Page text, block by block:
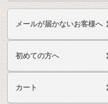
メールが届かないお客様へ
初めての方へ
カート